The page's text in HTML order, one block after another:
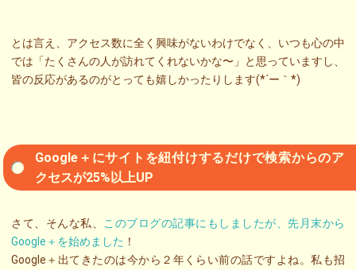
とは言え、アクセス数に全く興味がないわけでなく、いつも心の中
では「たくさんの人が訪れてくれないかな〜」と思っていますし、
皆の反応があるのがとっても嬉しかったりします(*´ー｀*)
Google＋にサイトを紐付けするだけで検索からのア
クセスが25%以上UP
さて、そんな私、
このブログの記事にもしましたが、先月末から
Google＋を始めました ！
Google＋出てきたのは今から２年くらい前の話ですよね。私も招